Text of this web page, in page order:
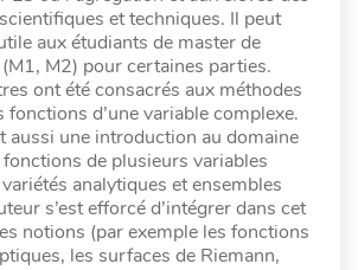
et techniques. Il peut
aux étudiants de master de
M2) pour certaines parties.
ont été consacrés aux méthodes
fonctions d’une variable complexe.
aussi une introduction au domaine
fonctions de plusieurs variables
analytiques et ensembles
s’est efforcé d’intégrer dans cet
notions (par exemple les fonctions
les surfaces de Riemann,